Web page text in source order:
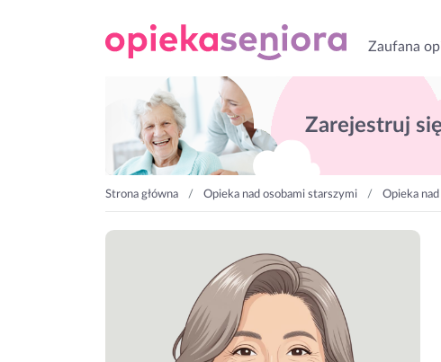
Zaufana
Zarejestruj
Strona główna Opieka nad osobami starszymi Opieka